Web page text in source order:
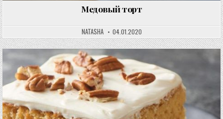
Медовый торт
NATASHA 04.01.2020